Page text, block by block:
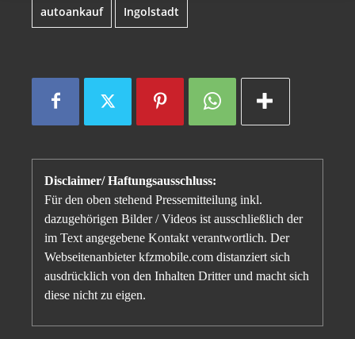
autoankauf Ingolstadt
Disclaimer/ Haftungsausschluss:
Für den oben stehend Pressemitteilung inkl.
dazugehörigen Bilder / Videos ist ausschließlich der
im Text angegebene Kontakt verantwortlich. Der
Webseitenanbieter kfzmobile.com distanziert sich
ausdrücklich von den Inhalten Dritter und macht sich
diese nicht zu eigen.